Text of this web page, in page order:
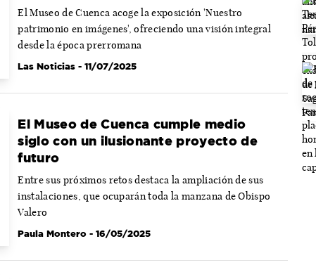
El Museo de Cuenca acoge la exposición 'Nuestro
patrimonio en imágenes', ofreciendo una visión integral
desde la época prerromana
Las Noticias - 11/07/2025
El Museo de Cuenca cumple medio
siglo con un ilusionante proyecto de
futuro
Entre sus próximos retos destaca la ampliación de sus
instalaciones, que ocuparán toda la manzana de Obispo
Valero
Paula Montero- 16/05/2025